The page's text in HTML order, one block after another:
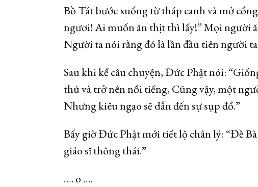
Bồ Tát bước xuống từ tháp canh và mở
ngươi! Ai muốn ăn thịt thì lấy!” Mọi người
Người ta nói rằng đó là lần đầu tiên người
Sau khi kể câu chuyện, Đức Phật nói:
thú và trở nên nổi tiếng, Cũng vậy, một
Nhưng kiêu ngạo sẽ dẫn đến sự sụp đổ.”
Bấy giờ Đức Phật mới tiết lộ chân lý: “Đề
giáo sĩ thông thái.”
…. o ….